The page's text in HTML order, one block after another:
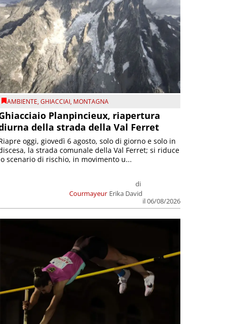
AMBIENTE,GHIACCIAI, MONTAGNA
Planpincieux, riapertura
della strada della Val Ferret
Courmayeur
di
Erika David
il 06/08/2026
oggi, giovedì 6 agosto, solo di giorno e solo in
la strada comunale della Val Ferret; si riduce
scenario di rischio, in movimento u...